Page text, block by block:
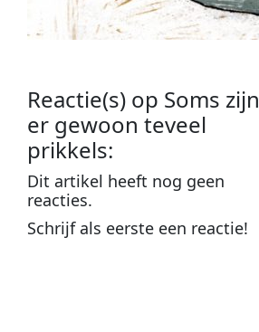
Reactie(s) op Soms zijn
er gewoon teveel
prikkels:
Ditartikel heeft nog geen
reacties.
Schrijf als eerste een reactie!